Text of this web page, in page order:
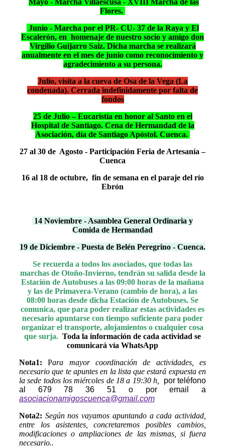
Mayo - Marcha Villaescusa - XVIII Marcha de las
Flores.
Junio - Marcha por el PR- CU- 37 de la Raya y El
Escalerón, en homenaje de nuestro socio y amigo don
Virgilio Guijarro Saiz. Dicha marcha se realizará
anualmente en el mes de junio como reconocimiento y
agradecimiento a su persona.
Julio, visita a la cueva de Osa de la Vega (La
condenada). Cerrada indefinidamente por falta de
fondos
25 de Julio – Eucaristía en honor al Santo en el
Hospital de Santiago. Cena de Hermandad de la
Asociación, día de Santiago Apóstol. Cuenca.
27 al 30 de Agosto - Participación Feria de Artesanía –
Cuenca
16 al 18 de octubre, fin de semana en el paraje del río
Ebrón
14 Noviembre - Asamblea General Ordinaria y
Comida de Hermandad
19 de Diciembre - Puesta de Belén Peregrino - Cuenca.
Se recuerda a todos los asociados, que todas las
marchas de Otoño-Invierno, tendrán su salida desde la
Estación de Autobuses a las 09:00 horas de la mañana
y las de Primavera-Verano (cambio de hora), a las
08:00 horas desde dicha Estación de Autobuses. Se
comunica, que para poder realizar estas actividades es
necesario apuntarse con tiempo suficiente para poder
organizar el transporte, alojamientos o cualquier cosa
que surja. Toda la información de cada actividad se
comunicará vía WhatsApp
Nota1:Para mayor coordinación de actividades, es
necesario que te apuntes en la lista que estará expuesta en
la sede todos los miércoles de 18 a 19:30 h,
por teléfono
al 679 78 36 51 o por email a
asociacionamigoscuenca@gmail.com
Nota2: Según nos vayamos apuntando a cada actividad,
entre los asistentes, concretaremos posibles cambios,
modificaciones o ampliaciones de las mismas, si fuera
necesario..